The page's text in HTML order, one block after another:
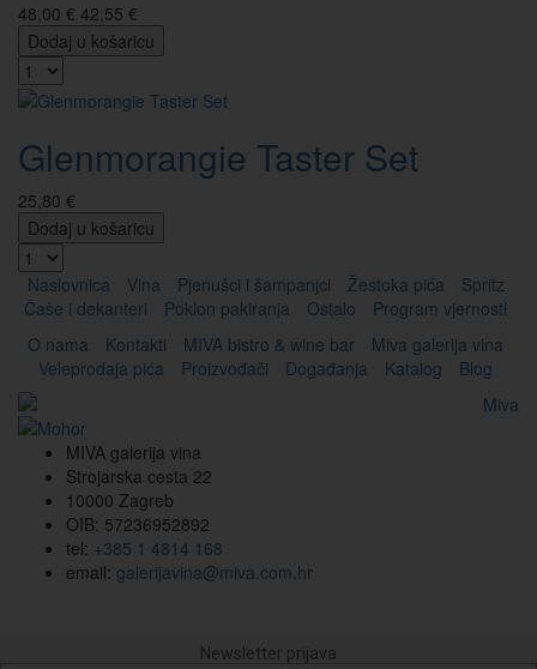
48,00 € 42,55 €
Dodaj u košaricu
Glenmorangie Taster Set
25,80 €
Dodaj u košaricu
Naslovnica Vina Pjenušci i šampanjci Žestoka pića
Spritz
Čaše i dekanteri
Poklon pakiranja Ostalo
Program vjernosti
O nama
Kontakti MIVA bistro & wine bar
Miva galerija vina
Veleprodaja pića
Proizvođači Događanja Katalog Blog
MIVA galerija vina
Strojarska cesta 22
10000 Zagreb
OIB: 57236952892
tel: +385 1 4814 168
email: galerijavina@miva.com.hr
Newsletter prijava